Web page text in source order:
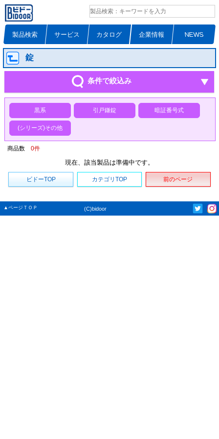
製品検索 サービス カタログ 企業情報 NEWS
錠
条件で絞込み
黒系 引戸鎌錠 暗証番号式
(シリーズ)その他
商品数 0件
現在、該当製品は準備中です。
ビドーTOP カテゴリTOP 前のページ
▲ページＴＯＰ (C)bidoor